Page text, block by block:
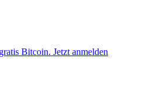
Bitcoin. Jetzt anmelden